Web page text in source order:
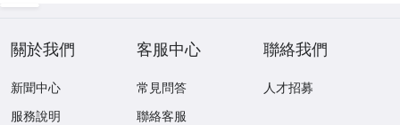
關於我們
新聞中心
服務說明
客服中心
常見問答
聯絡客服
聯絡我們
人才招募